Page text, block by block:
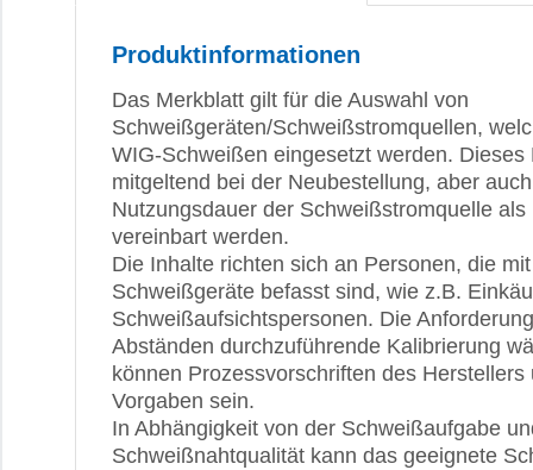
Produktinformationen
Das Merkblatt gilt für die Auswahl von
Schweißgeräten/Schweißstromquellen,
WIG-Schweißen eingesetzt werden. Dieses
mitgeltend bei der Neubestellung, aber
Nutzungsdauer der Schweißstromquelle
vereinbart werden.
Die Inhalte richten sich an Personen, die
Schweißgeräte befasst sind, wie z.B.
Schweißaufsichtspersonen. Die
Abständen durchzuführende Kalibrierung
können Prozessvorschriften des
Vorgaben sein.
In Abhängigkeit von der Schweißaufgabe
Schweißnahtqualität kann das geeignete